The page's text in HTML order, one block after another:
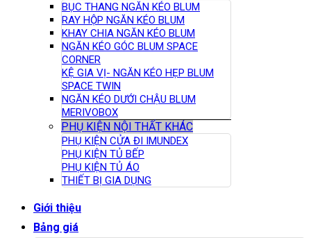
BỤC THANG NGĂN KÉO BLUM
RAY HỘP NGĂN KÉO BLUM
KHAY CHIA NGĂN KÉO BLUM
NGĂN KÉO GÓC BLUM SPACE
CORNER
KỆ GIA VỊ- NGĂN KÉO HẸP BLUM
SPACE TWIN
NGĂN KÉO DƯỚI CHẬU BLUM
MERIVOBOX
PHỤ KIỆN NỘI THẤT KHÁC
PHỤ KIỆN CỬA ĐI IMUNDEX
PHỤ KIỆN TỦ BẾP
PHỤ KIỆN TỦ ÁO
THIẾT BỊ GIA DỤNG
Giới thiệu
Bảng giá